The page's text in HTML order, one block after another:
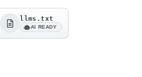
llms.txt
AI READY